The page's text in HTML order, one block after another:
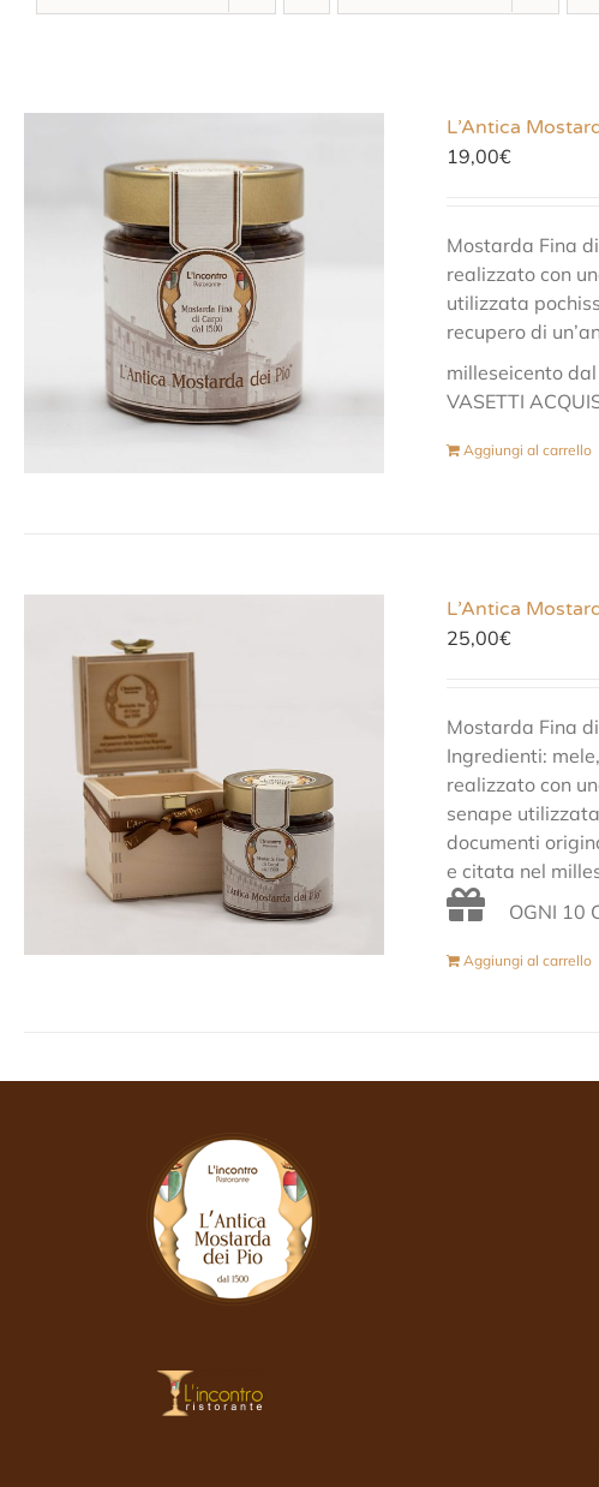
L’Antica
19,00€
Mostarda Fina
realizzato con
utilizzata
recupero di
milleseicento
VASETTI
Aggiungi al carrello
L’Antica
25,00€
Mostarda Fina
Ingredienti:
realizzato con
senape
documenti
e citata nel
OGNI 10
Aggiungi al carrello